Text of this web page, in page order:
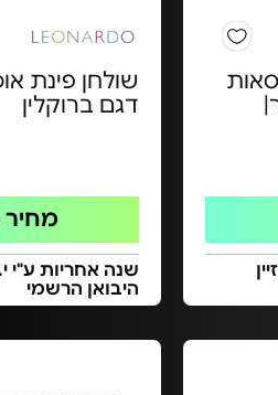
גורמה+4 כסאות
אור|
שולחן פינת
דגם ברוקלין
מחיר
שנה אחריות ע"י
היבואן הרשמי